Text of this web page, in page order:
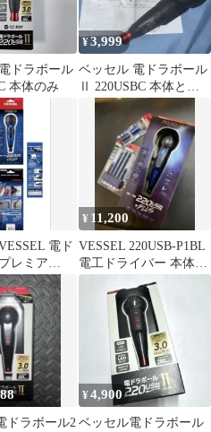
ドラボール
本体のみ
¥3,999
ベッセル 電ドラボール
Ⅱ 220USBC 本体と取
扱説明書のみ
電ド
レミア
限定ブル
¥ 11,200
VESSEL 220USB-P1BL
電工ドライバー 本体
プレミアム ブルー
ドラボール2
¥4,900
ベッセル電ドラボール